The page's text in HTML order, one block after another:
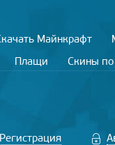
Майнкрафт
Плащи Скины
Регистрация